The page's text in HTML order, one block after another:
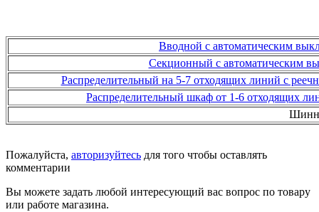
Вводной с автоматическим
Секционный с автоматическим
Распределительный на 5-7 отходящих линий с
Распределительный шкаф от 1-6 отходящих
Пожалуйста, авторизуйтесь для того чтобы оставлять
комментарии
Вы можете задать любой интересующий вас вопрос по товару
или работе магазина.